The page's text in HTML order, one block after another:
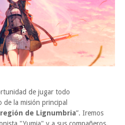
de jugar todo
de la misión principal
de Lignumbria”. Iremos
"Yumia" y a sus compañeros,